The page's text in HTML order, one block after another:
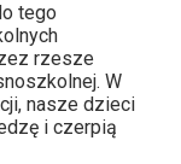
tego
rzesze
W
nasze dzieci
i czerpią